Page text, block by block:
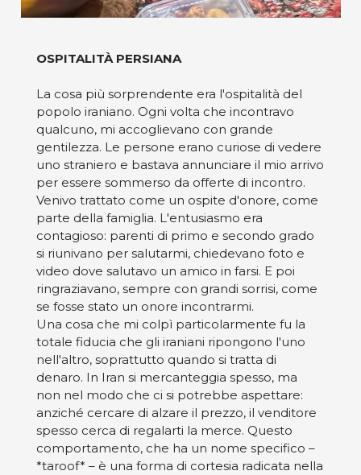
OSPITALITÀ PERSIANA
La cosa più sorprendente era l'ospitalità del
popolo iraniano. Ogni volta che incontravo
qualcuno, mi accoglievano con grande
gentilezza. Le persone erano curiose di vedere
uno straniero e bastava annunciare il mio arrivo
per essere sommerso da offerte di incontro.
Venivo trattato come un ospite d'onore, come
parte della famiglia. L'entusiasmo era
contagioso: parenti di primo e secondo grado
si riunivano per salutarmi, chiedevano foto e
video dove salutavo un amico in farsi. E poi
ringraziavano, sempre con grandi sorrisi, come
se fosse stato un onore incontrarmi.
Una cosa che mi colpì particolarmente fu la
totale fiducia che gli iraniani ripongono l'uno
nell'altro, soprattutto quando si tratta di
denaro. In Iran si mercanteggia spesso, ma
non nel modo che ci si potrebbe aspettare:
anziché cercare di alzare il prezzo, il venditore
spesso cerca di regalarti la merce. Questo
comportamento, che ha un nome specifico –
*taroof* – è una forma di cortesia radicata nella